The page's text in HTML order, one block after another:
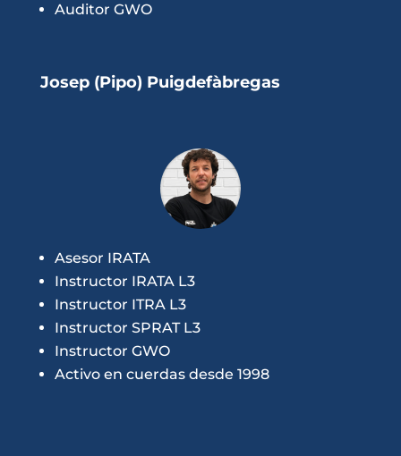
Auditor GWO
Josep (Pipo) Puigdefàbregas
Asesor IRATA
Instructor IRATA L3
Instructor ITRA L3
Instructor SPRAT L3
Instructor GWO
Activo en cuerdas desde 1998